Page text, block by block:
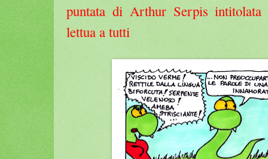
puntata di Arthur Serpis
lettua a tutti